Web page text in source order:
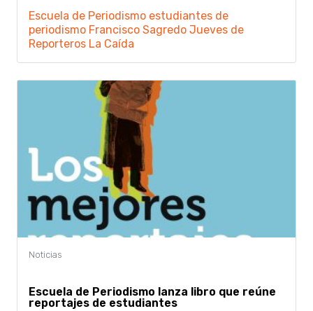
Escuela de Periodismo estudiantes de
periodismo Francisco Sagredo Jueves de
Reporteros La Caída
Escuela de Periodismo lanza libro que reúne
reportajes de estudiantes